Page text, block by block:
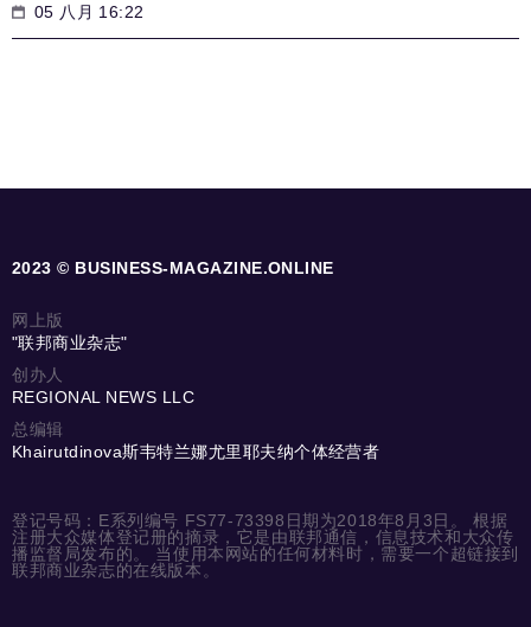
05 八月 16:22
2023 © BUSINESS-MAGAZINE.ONLINE
网上版
"联邦商业杂志"
创办人
REGIONAL NEWS LLC
总编辑
Khairutdinova斯韦特兰娜尤里耶夫纳个体经营者
登记号码：E系列编号 FS77-73398日期为2018年8月3日。 根据
注册大众媒体登记册的摘录，它是由联邦通信，信息技术和大众传
播监督局发布的。 当使用本网站的任何材料时，需要一个超链接到
联邦商业杂志的在线版本。